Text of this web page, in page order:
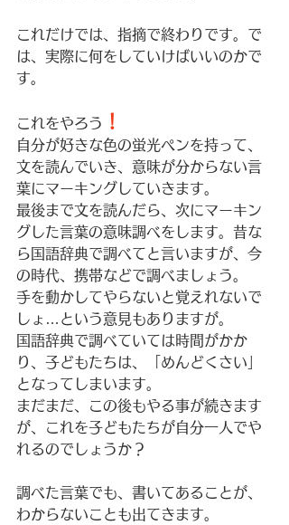
これだけでは、指摘で終わりです。で
は、実際に何をしていけばいいのかで
す。
これをやろう ！
自分が好きな色の蛍光ペンを持って、
文を読んでいき、意味が分からない言
葉にマーキングしていきます。
最後まで文を読んだら、次にマーキン
グした言葉の意味調べをします。昔な
ら国語辞典で調べてと言いますが、今
の時代、携帯などで調べましょう。
手を動かしてやらないと覚えれないで
しょ…という意見もありますが。
国語辞典で調べていては時間がかか
り、子どもたちは、「めんどくさい」
となってしまいます。
まだまだ、この後もやる事が続きます
が、これを子どもたちが自分一人でや
れるのでしょうか？
調べた言葉でも、書いてあることが、
わからないことも出てきます。